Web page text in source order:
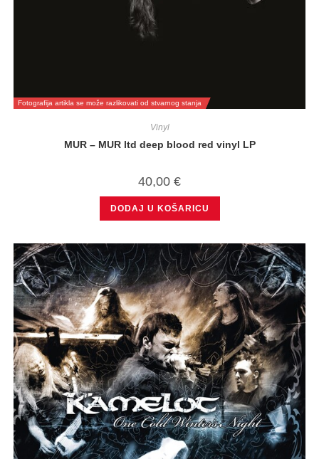
Fotografija artikla se može razlikovati od stvarnog stanja
Vinyl
MUR – MUR ltd deep blood red vinyl LP
40,00 €
DODAJ U KOŠARICU